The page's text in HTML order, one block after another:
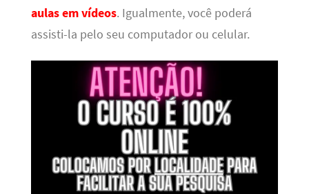
aulas em vídeos. Igualmente, você poderá
assisti-la pelo seu computador ou celular.